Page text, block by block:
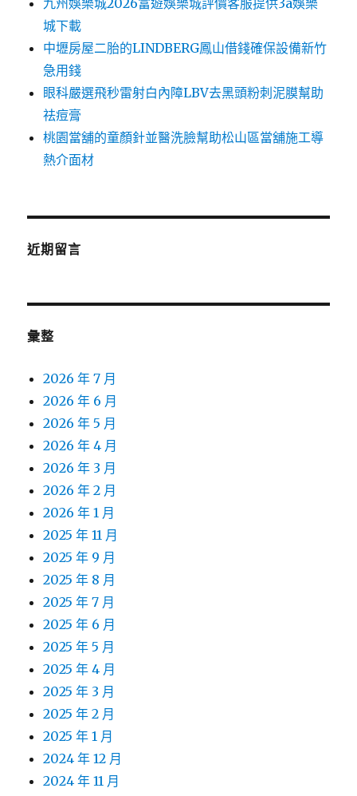
九州娛樂城2026富遊娛樂城評價客服提供3a娛樂
城下載
中壢房屋二胎的LINDBERG鳳山借錢確保設備新竹
急用錢
眼科嚴選飛秒雷射白內障LBV去黑頭粉刺泥膜幫助
祛痘膏
桃園當舖的童顏針並醫洗臉幫助松山區當舖施工導
熱介面材
近期留言
彙整
2026 年 7 月
2026 年 6 月
2026 年 5 月
2026 年 4 月
2026 年 3 月
2026 年 2 月
2026 年 1 月
2025 年 11 月
2025 年 9 月
2025 年 8 月
2025 年 7 月
2025 年 6 月
2025 年 5 月
2025 年 4 月
2025 年 3 月
2025 年 2 月
2025 年 1 月
2024 年 12 月
2024 年 11 月